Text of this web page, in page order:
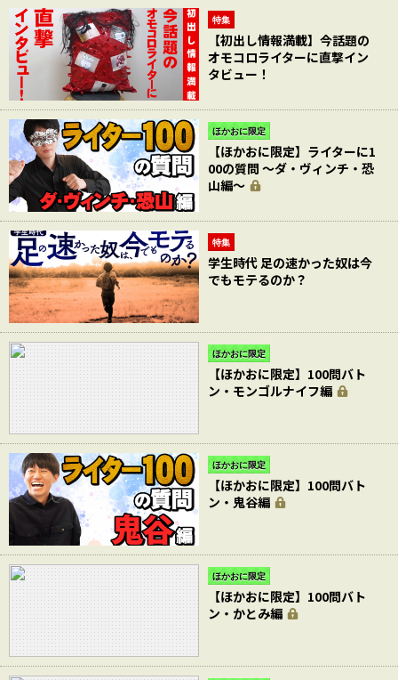
特集
【初出し情報満載】今話題の
オモコロライターに直撃イン
タビュー！
ほかおに限定
【ほかおに限定】ライターに1
00の質問 〜ダ・ヴィンチ・恐
山編〜
特集
学生時代 足の速かった奴は今
でもモテるのか？
ほかおに限定
【ほかおに限定】100問バト
ン・モンゴルナイフ編
ほかおに限定
【ほかおに限定】100問バト
ン・鬼谷編
ほかおに限定
【ほかおに限定】100問バト
ン・かとみ編